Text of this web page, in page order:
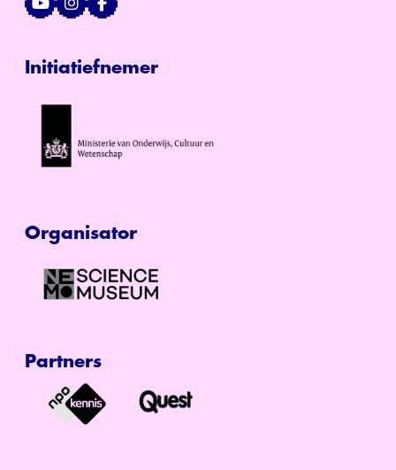
Initiatiefnemer
Organisator
Partners